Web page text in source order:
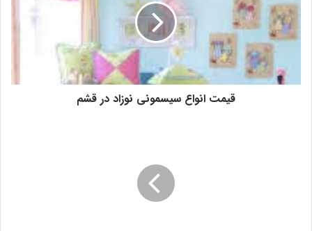
قیمت انواع سیسمونی نوزاد در قشم